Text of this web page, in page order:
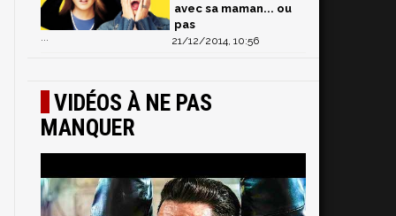
avec sa maman... ou
pas
21/12/2014, 10:56
...
VIDÉOS À NE PAS
MANQUER